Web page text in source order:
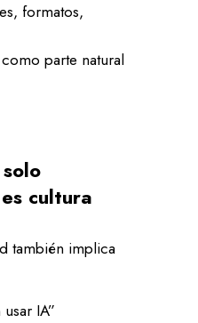
formatos,
parte natural
cultura
también implica
IA”